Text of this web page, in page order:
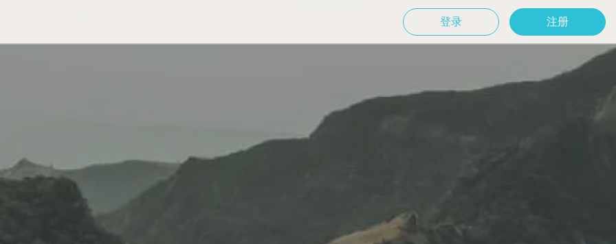
登录 注册